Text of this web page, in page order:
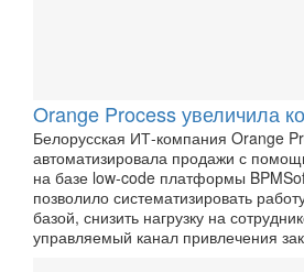
Orange Process увеличила
Белорусская ИТ-компания Orange
автоматизировала продажи с
на базе low-code платформы
позволило систематизировать
базой, снизить нагрузку на
управляемый канал привлечения